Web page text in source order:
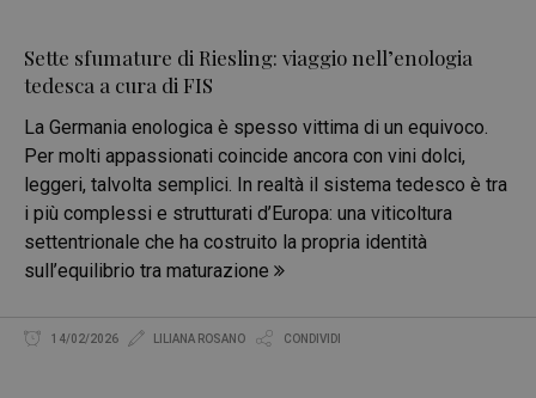
Sette sfumature di Riesling: viaggio nell’enologia
tedesca a cura di FIS
La Germania enologica è spesso vittima di un equivoco.
Per molti appassionati coincide ancora con vini dolci,
leggeri, talvolta semplici. In realtà il sistema tedesco è tra
i più complessi e strutturati d’Europa: una viticoltura
settentrionale che ha costruito la propria identità
sull’equilibrio tra maturazione
14/02/2026 LILIANA ROSANO CONDIVIDI